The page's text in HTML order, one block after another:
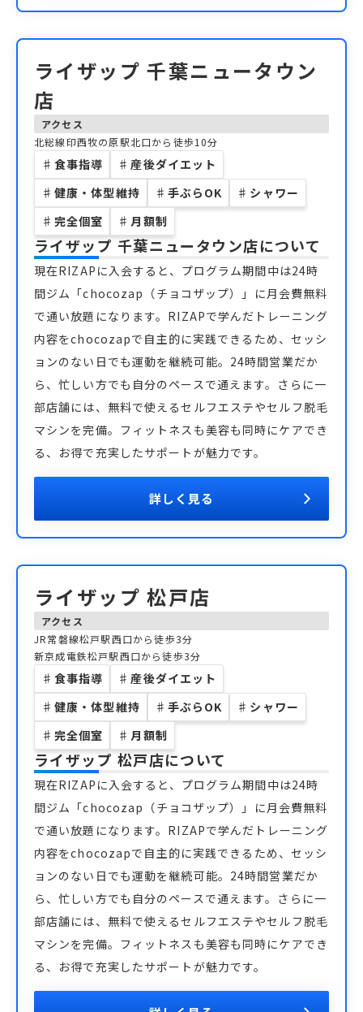
ライザップ 千葉ニュータウン
店
アクセス
北総線印西牧の原駅北口から徒歩10分
♯ 食事指導 ♯ 産後ダイエット
♯ 健康・体型維持 ♯ 手ぶらOK ♯ シャワー
♯ 完全個室 ♯ 月額制
ライザップ 千葉ニュータウン店について
現在RIZAPに入会すると、プログラム期間中は24時
間ジム「chocozap（チョコザップ）」に月会費無料
で通い放題になります。RIZAPで学んだトレーニング
内容をchocozapで自主的に実践できるため、セッシ
ョンのない日でも運動を継続可能。24時間営業だか
ら、忙しい方でも自分のペースで通えます。さらに一
部店舗には、無料で使えるセルフエステやセルフ脱毛
マシンを完備。フィットネスも美容も同時にケアでき
る、お得で充実したサポートが魅力です。
詳しく見る
ライザップ 松戸店
アクセス
JR常磐線松戸駅西口から徒歩3分
新京成電鉄松戸駅西口から徒歩3分
♯ 食事指導 ♯ 産後ダイエット
♯ 健康・体型維持 ♯ 手ぶらOK ♯ シャワー
♯ 完全個室 ♯ 月額制
ライザップ 松戸店について
現在RIZAPに入会すると、プログラム期間中は24時
間ジム「chocozap（チョコザップ）」に月会費無料
で通い放題になります。RIZAPで学んだトレーニング
内容をchocozapで自主的に実践できるため、セッシ
ョンのない日でも運動を継続可能。24時間営業だか
ら、忙しい方でも自分のペースで通えます。さらに一
部店舗には、無料で使えるセルフエステやセルフ脱毛
マシンを完備。フィットネスも美容も同時にケアでき
る、お得で充実したサポートが魅力です。